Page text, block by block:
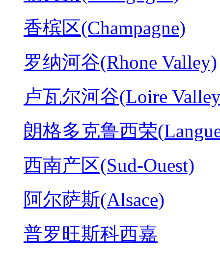
香槟区(Champagne)
罗纳河谷(Rhone Valley)
卢瓦尔河谷(Loire
朗格多克鲁西荣
西南产区(Sud-Ouest)
阿尔萨斯(Alsace)
普罗旺斯科西嘉